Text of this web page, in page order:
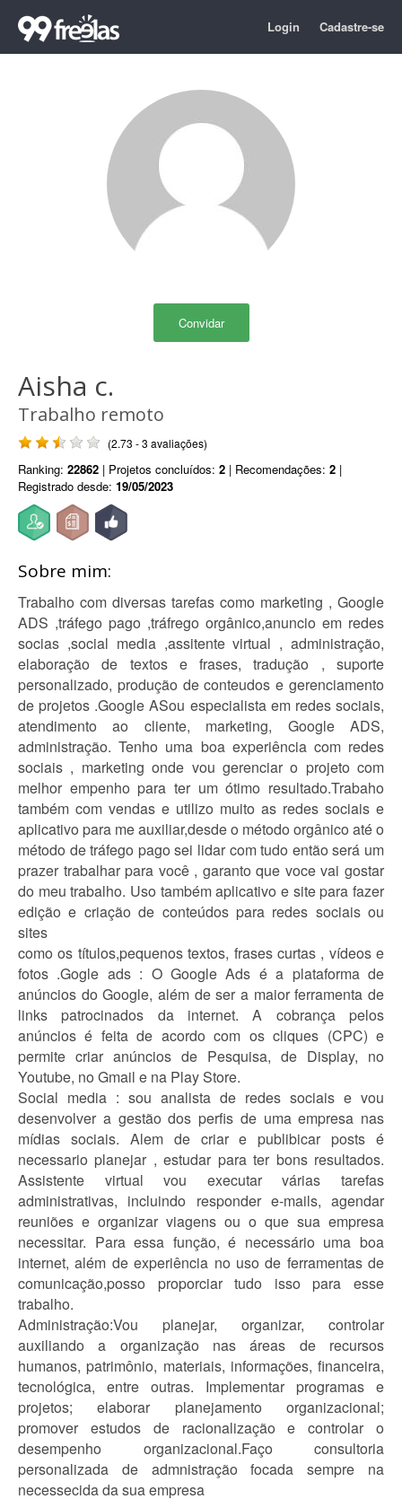
Login Cadastre-se
Convidar
Aisha c.
Trabalho remoto
(2.73 - 3 avaliações)
Ranking: 22862 | Projetos concluídos: 2 | Recomendações: 2 |
Registrado desde: 19/05/2023
Sobre mim:
Trabalho com diversas tarefas como marketing , Google
ADS ,tráfego pago ,tráfrego orgânico,anuncio em redes
socias ,social media ,assitente virtual , administração,
elaboração de textos e frases, tradução , suporte
personalizado, produção de conteudos e gerenciamento
de projetos .Google ASou especialista em redes sociais,
atendimento ao cliente, marketing, Google ADS,
administração. Tenho uma boa experiência com redes
sociais , marketing onde vou gerenciar o projeto com
melhor empenho para ter um ótimo resultado.Trabaho
também com vendas e utilizo muito as redes sociais e
aplicativo para me auxiliar,desde o método orgânico até o
método de tráfego pago sei lidar com tudo então será um
prazer trabalhar para você , garanto que voce vai gostar
do meu trabalho. Uso também aplicativo e site para fazer
edição e criação de conteúdos para redes sociais ou
sites
como os títulos,pequenos textos, frases curtas , vídeos e
fotos .Gogle ads : O Google Ads é a plataforma de
anúncios do Google, além de ser a maior ferramenta de
links patrocinados da internet. A cobrança pelos
anúncios é feita de acordo com os cliques (CPC) e
permite criar anúncios de Pesquisa, de Display, no
Youtube, no Gmail e na Play Store.
Social media : sou analista de redes sociais e vou
desenvolver a gestão dos perfis de uma empresa nas
mídias sociais. Alem de criar e publibicar posts é
necessario planejar , estudar para ter bons resultados.
Assistente virtual vou executar várias tarefas
administrativas, incluindo responder e-mails, agendar
reuniões e organizar viagens ou o que sua empresa
necessitar. Para essa função, é necessário uma boa
internet, além de experiência no uso de ferramentas de
comunicação,posso proporciar tudo isso para esse
trabalho.
Administração:Vou planejar, organizar, controlar
auxiliando a organização nas áreas de recursos
humanos, patrimônio, materiais, informações, financeira,
tecnológica, entre outras. Implementar programas e
projetos; elaborar planejamento organizacional;
promover estudos de racionalização e controlar o
desempenho organizacional.Faço consultoria
personalizada de admnistração focada sempre na
necessecida da sua empresa